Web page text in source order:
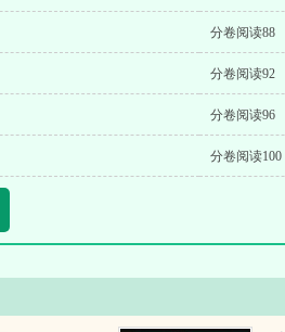
分卷阅读88
分卷阅读92
分卷阅读96
分卷阅读100